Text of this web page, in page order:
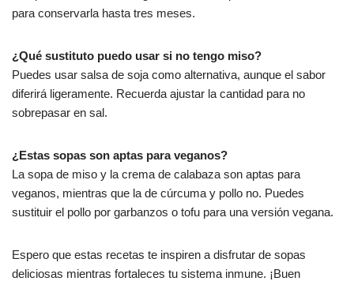
para conservarla hasta tres meses.
¿Qué sustituto puedo usar si no tengo miso?
Puedes usar salsa de soja como alternativa, aunque el sabor
diferirá ligeramente. Recuerda ajustar la cantidad para no
sobrepasar en sal.
¿Estas sopas son aptas para veganos?
La sopa de miso y la crema de calabaza son aptas para
veganos, mientras que la de cúrcuma y pollo no. Puedes
sustituir el pollo por garbanzos o tofu para una versión vegana.
Espero que estas recetas te inspiren a disfrutar de sopas
deliciosas mientras fortaleces tu sistema inmune. ¡Buen